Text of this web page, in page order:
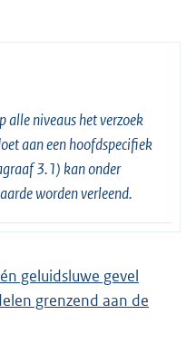
alle niveaus het verzoek
aan een hoofdspecifiek
3.1) kan onder
worden verleend.
geluidsluwe gevel
grenzend aan de